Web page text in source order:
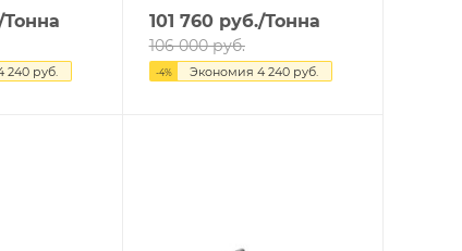
240руб.
101 760руб./Тонна
106 000руб.
-4% Экономия 4 240руб.